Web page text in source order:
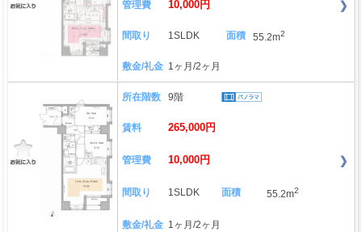
管理費 10,000円
間取り 1SLDK 面積 55.2m2
敷金/礼金 1ヶ月/2ヶ月
所在階数 9階
賃料 265,000円
管理費 10,000円
間取り 1SLDK 面積 55.2m2
敷金/礼金 1ヶ月/2ヶ月